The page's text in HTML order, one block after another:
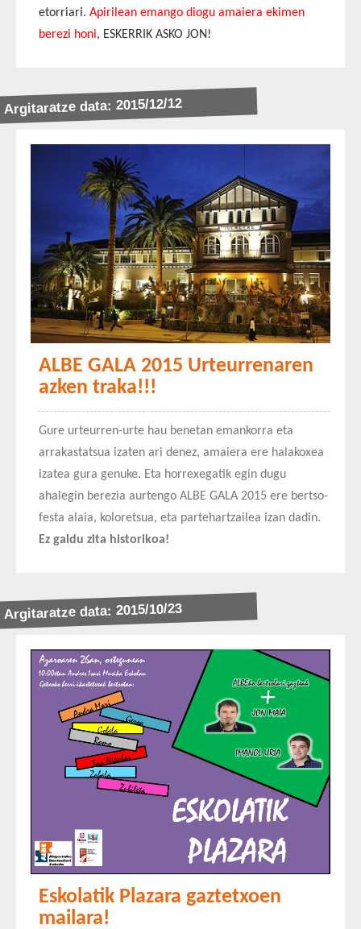
etorriari. Apirilean emango diogu amaiera ekimen
berezi honi, ESKERRIK ASKO JON!
Argitaratze data: 2015/12/12
ALBE GALA 2015 Urteurrenaren
azken traka!!!
Gure urteurren-urte hau benetan emankorra eta
arrakastatsua izaten ari denez, amaiera ere halakoxea
izatea gura genuke. Eta horrexegatik egin dugu
ahalegin berezia aurtengo ALBE GALA 2015 ere bertso-
festa alaia, koloretsua, eta partehartzailea izan dadin.
Ez galdu zita historikoa!
Argitaratze data: 2015/10/23
Eskolatik Plazara gaztetxoen
mailara!